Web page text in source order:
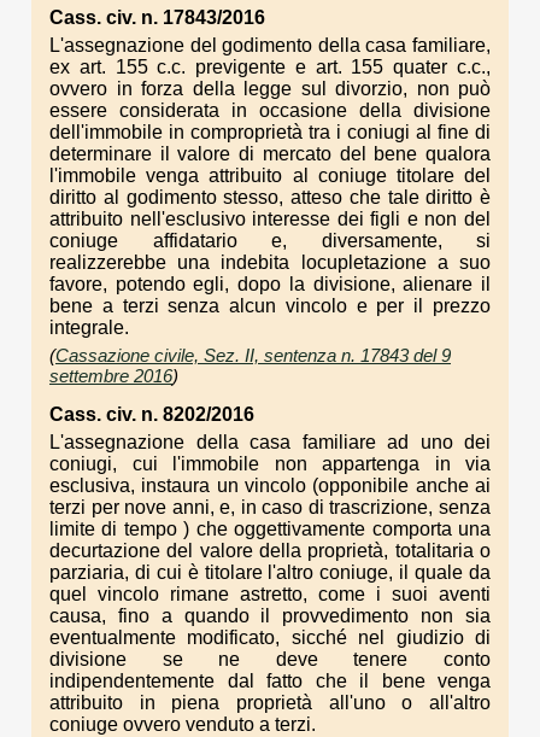
Cass. civ. n. 17843/2016
L'assegnazione del godimento della casa familiare,
ex art. 155 c.c. previgente e art. 155 quater c.c.,
ovvero in forza della legge sul divorzio, non può
essere considerata in occasione della divisione
dell'immobile in comproprietà tra i coniugi al fine di
determinare il valore di mercato del bene qualora
l'immobile venga attribuito al coniuge titolare del
diritto al godimento stesso, atteso che tale diritto è
attribuito nell'esclusivo interesse dei figli e non del
coniuge affidatario e, diversamente, si
realizzerebbe una indebita locupletazione a suo
favore, potendo egli, dopo la divisione, alienare il
bene a terzi senza alcun vincolo e per il prezzo
integrale.
(Cassazione civile, Sez. II, sentenza n. 17843 del 9
settembre 2016)
Cass. civ. n. 8202/2016
L'assegnazione della casa familiare ad uno dei
coniugi, cui l'immobile non appartenga in via
esclusiva, instaura un vincolo (opponibile anche ai
terzi per nove anni, e, in caso di trascrizione, senza
limite di tempo ) che oggettivamente comporta una
decurtazione del valore della proprietà, totalitaria o
parziaria, di cui è titolare l'altro coniuge, il quale da
quel vincolo rimane astretto, come i suoi aventi
causa, fino a quando il provvedimento non sia
eventualmente modificato, sicché nel giudizio di
divisione se ne deve tenere conto
indipendentemente dal fatto che il bene venga
attribuito in piena proprietà all'uno o all'altro
coniuge ovvero venduto a terzi.